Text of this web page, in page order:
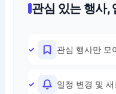
관심 있는 행사,
관심 행사만 모
일정 변경 및